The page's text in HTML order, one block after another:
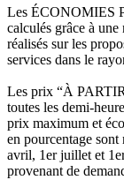
Les ÉCONOMIES
calculés grâce à
réalisés sur les
services dans le
Les prix “À
toutes les demi-
prix maximum et
en pourcentage
avril, 1er juillet et
provenant de